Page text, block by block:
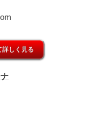
詳しく見る